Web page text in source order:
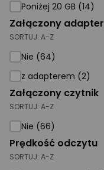
Poniżej 20 GB (14)
Załączony adapter
SORTUJ: A-Z
Nie (64)
z adapterem (2)
Załączony czytnik
SORTUJ: A-Z
Nie (66)
Prędkość odczytu
SORTUJ: A-Z